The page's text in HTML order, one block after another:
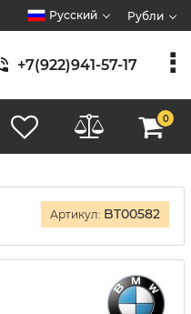
Русский Рубли
+7(922)941-57-17
0
Артикул: BT00582